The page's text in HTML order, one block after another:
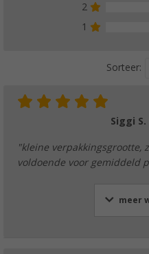
2
1
Sorteer:
Siggi S.
"kleine verpakkingsgrootte,
voldoende voor gemiddeld
meer